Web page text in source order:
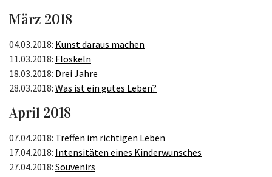
März 2018
04.03.2018: Kunst daraus machen
11.03.2018: Floskeln
18.03.2018: Drei Jahre
28.03.2018: Was ist ein gutes Leben?
April 2018
07.04.2018: Treffen im richtigen Leben
17.04.2018: Intensitäten eines Kinderwunsches
27.04.2018: Souvenirs